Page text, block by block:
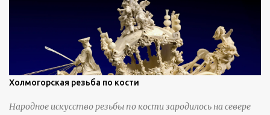
Холмогорская резьба по кости
Народное искусство резьбы по кости зародилось на севере